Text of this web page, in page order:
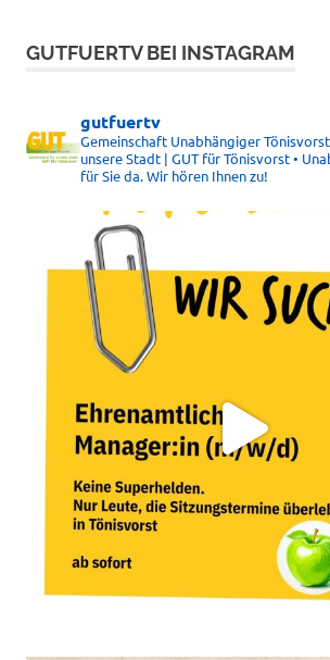
GUTFUERTV BEI INSTAGRAM
gutfuertv
Gemeinschaft Unabhängiger
unsere Stadt | GUT für Tönisvorst •
für Sie da. Wir hören Ihnen zu!